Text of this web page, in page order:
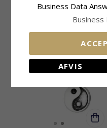
CHANTI pris 270,-
Business Data
Business
AFVIS